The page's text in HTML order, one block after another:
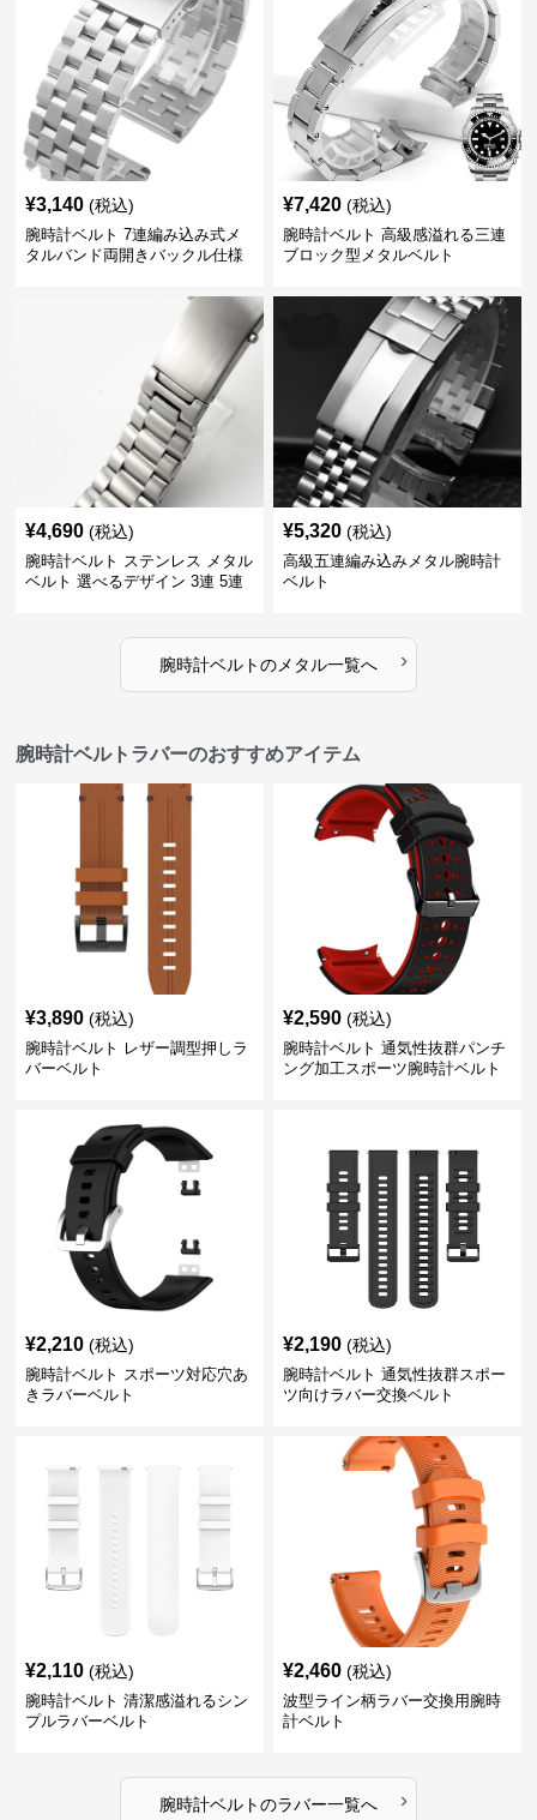
¥3,140 (税込)
腕時計ベルト 7連編み込み式メ
タルバンド両開きバックル仕様
¥7,420 (税込)
腕時計ベルト 高級感溢れる三連
ブロック型メタルベルト
¥4,690 (税込)
腕時計ベルト ステンレス メタル
ベルト 選べるデザイン 3連 5連
¥5,320 (税込)
高級五連編み込みメタル腕時計
ベルト
腕時計ベルトのメタル一覧へ ›
腕時計ベルトラバーのおすすめアイテム
¥3,890 (税込)
腕時計ベルト レザー調型押しラ
バーベルト
¥2,590 (税込)
腕時計ベルト 通気性抜群パンチ
ング加工スポーツ腕時計ベルト
¥2,210 (税込)
腕時計ベルト スポーツ対応穴あ
きラバーベルト
¥2,190 (税込)
腕時計ベルト 通気性抜群スポー
ツ向けラバー交換ベルト
¥2,110 (税込)
腕時計ベルト 清潔感溢れるシン
プルラバーベルト
¥2,460 (税込)
波型ライン柄ラバー交換用腕時
計ベルト
腕時計ベルトのラバー一覧へ ›